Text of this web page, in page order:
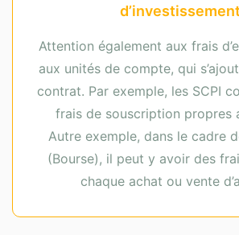
d’investissement
Attention également aux frais
aux unités de compte, qui
contrat. Par exemple, les SCPI
frais de souscription propres
Autre exemple, dans le cadre
(Bourse), il peut y avoir des
chaque achat ou vente